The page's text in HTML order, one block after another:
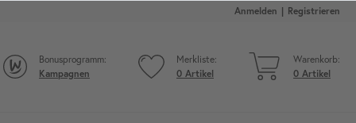
Anmelden Registrieren
Bonusprogramm:
Kampagnen
Merkliste:
0 Artikel
Warenkorb:
0 Artikel